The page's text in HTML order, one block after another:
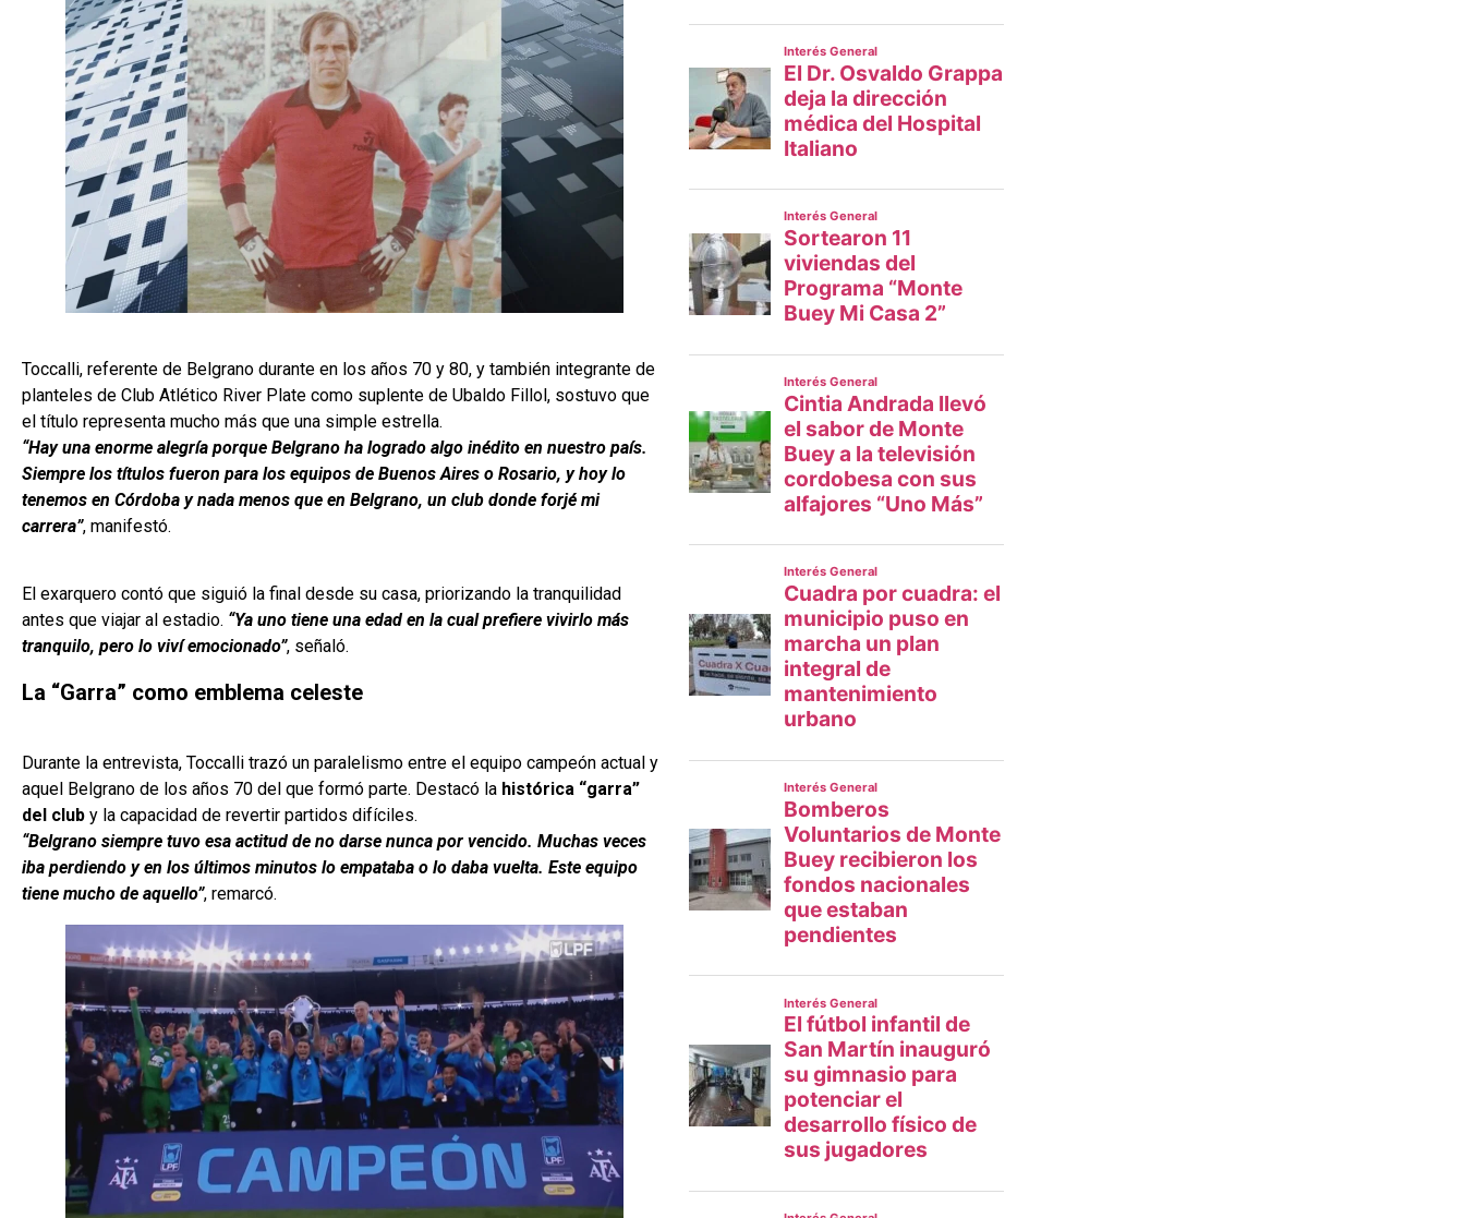
Toccalli, referente de Belgrano durante en los años 70 y 80, y también integrante de
planteles de Club Atlético River Plate como suplente de Ubaldo Fillol, sostuvo que
el título representa mucho más que una simple estrella.
“Hay una enorme alegría porque Belgrano ha logrado algo inédito en nuestro país.
Siempre los títulos fueron para los equipos de Buenos Aires o Rosario, y hoy lo
tenemos en Córdoba y nada menos que en Belgrano, un club donde forjé mi
carrera”, manifestó.
El exarquero contó que siguió la final desde su casa, priorizando la tranquilidad
antes que viajar al estadio. “Ya uno tiene una edad en la cual prefiere vivirlo más
tranquilo, pero lo viví emocionado”, señaló.
La “Garra” como emblema celeste
Durante la entrevista, Toccalli trazó un paralelismo entre el equipo campeón actual y
aquel Belgrano de los años 70 del que formó parte. Destacó la histórica “garra”
del club y la capacidad de revertir partidos difíciles.
“Belgrano siempre tuvo esa actitud de no darse nunca por vencido. Muchas veces
iba perdiendo y en los últimos minutos lo empataba o lo daba vuelta. Este equipo
tiene mucho de aquello”, remarcó.